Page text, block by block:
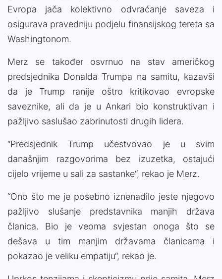
Evropa jača kolektivno odvraćanje saveza i
osigurava pravedniju podjelu finansijskog tereta sa
Washingtonom.
Merz se također osvrnuo na stav američkog
predsjednika Donalda Trumpa na samitu, kazavši
da je Trump ranije oštro kritikovao evropske
saveznike, ali da je u Ankari bio konstruktivan i
pažljivo saslušao zabrinutosti drugih lidera.
“Predsjednik Trump učestvovao je u svim
današnjim razgovorima bez izuzetka, ostajući
cijelo vrijeme u sali za sastanke“, rekao je Merz.
“Ono što me je posebno iznenadilo jeste njegovo
pažljivo slušanje predstavnika manjih država
članica. Bio je veoma svjestan onoga što se
dešava u tim manjim državama članicama i
pokazao je veliku empatiju“, rekao je.